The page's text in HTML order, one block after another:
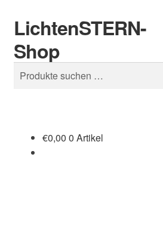
Zur
Navigation
springen
Zum
Inhalt
springen
LichtenSTERN-
Shop
Suchen
nach:
Suchen
€0,00 0 Artikel